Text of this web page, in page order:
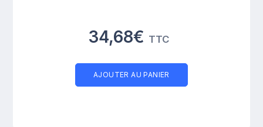
34,68€ TTC
AJOUTER AU PANIER